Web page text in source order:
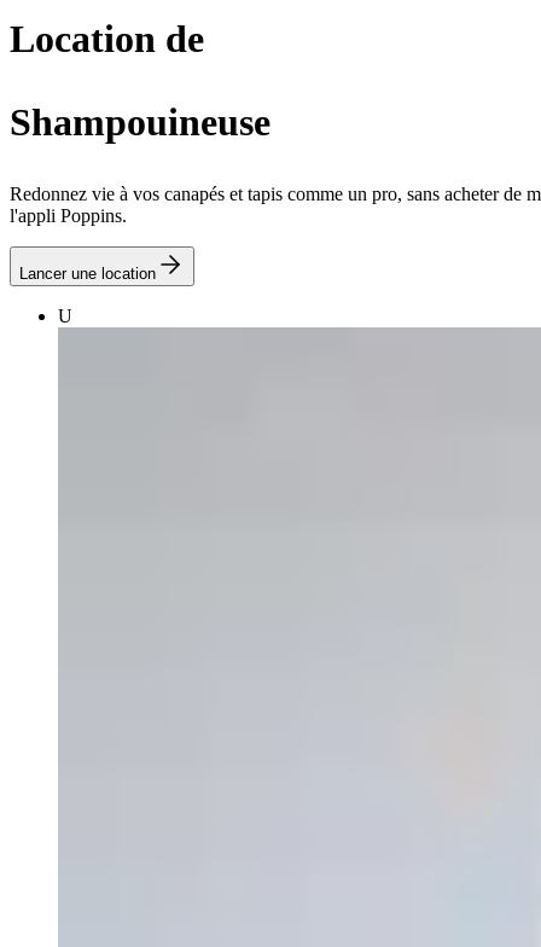
Location de
Shampouineuse
Redonnez vie à vos canapés et tapis comme un pro, sans acheter de
l'appli Poppins.
Lancer une location
U